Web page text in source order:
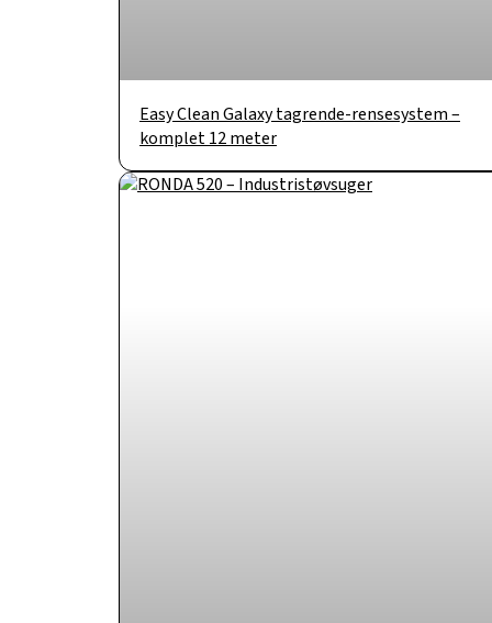
Easy Clean Galaxy tagrende-rensesystem –
komplet 12 meter